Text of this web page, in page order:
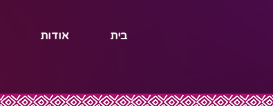
בית אודות